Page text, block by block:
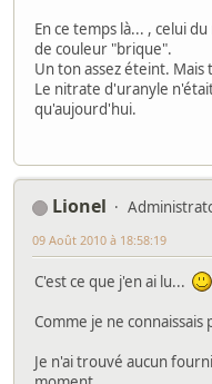
En ce temps là... , celui
de couleur "brique".
Un ton assez éteint. Mais
Le nitrate d'uranyle
qu'aujourd'hui.
Lionel
09 Août 2010 à 18:58:19
C'est ce que j'en ai lu...
Comme je ne
Je n'ai trouvé aucun